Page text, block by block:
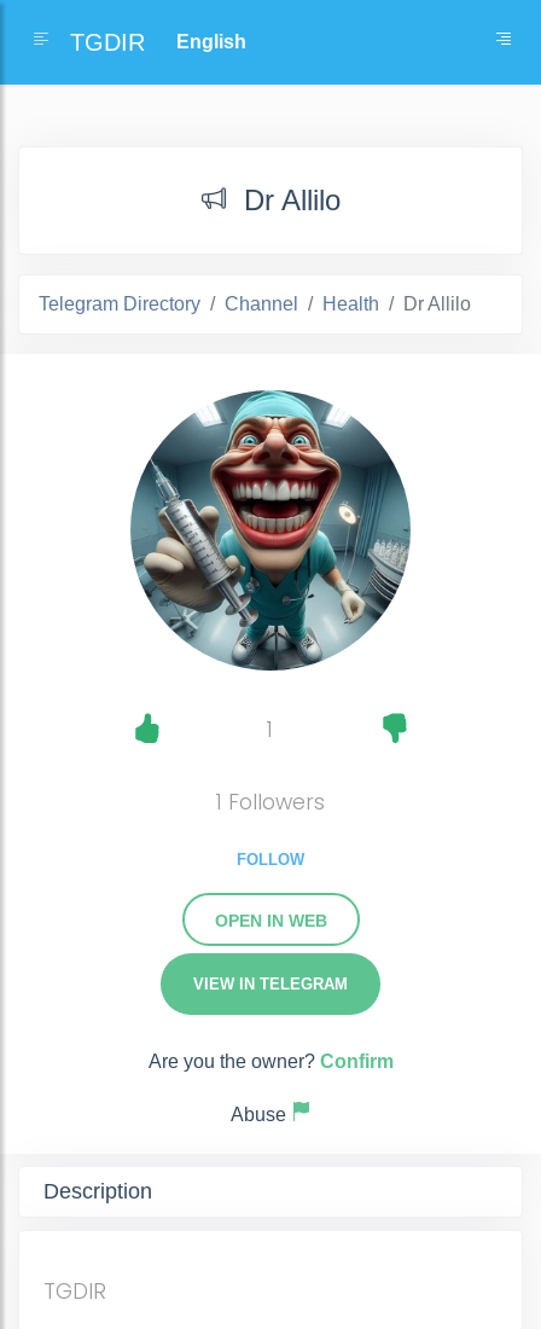
TGDIR
Dr Allilo
Telegram Directory Channel Health Dr Allilo
1
1 Followers
FOLLOW
OPEN IN WEB
VIEW IN TELEGRAM
Are you the owner? Confirm
Abuse
Description
TGDIR